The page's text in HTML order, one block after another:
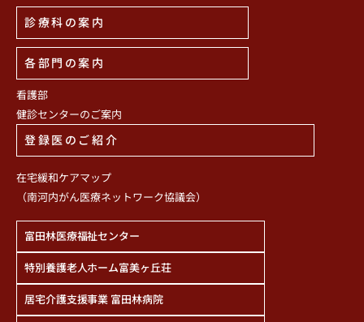
診療科の案内
各部門の案内
看護部
健診センターのご案内
登録医のご紹介
在宅緩和ケアマップ
（南河内がん医療ネットワーク協議会）
富田林医療福祉センター
特別養護老人ホーム富美ヶ丘荘
居宅介護支援事業 富田林病院